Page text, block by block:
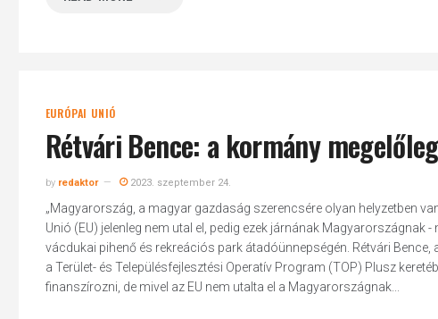
EURÓPAI UNIÓ
Rétvári Bence: a kormány
by redaktor 2023. szeptember 24.
„Magyarország, a magyar gazdaság szerencsére olyan helyzetben
Unió (EU) jelenleg nem utal el, pedig ezek járnának
vácdukai pihenő és rekreációs park átadóünnepségén. Rétvári
a Terület- és Településfejlesztési Operatív Program (TOP) Plusz
finanszírozni, de mivel az EU nem utalta el a Magyarországnak...